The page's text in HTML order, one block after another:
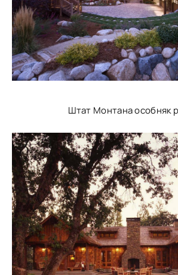
Штат Монтана особняк